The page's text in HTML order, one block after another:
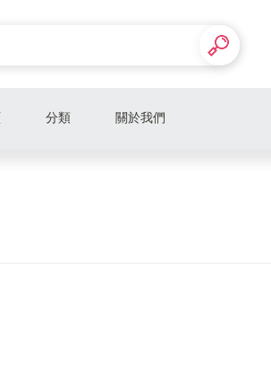
分類 關於我們